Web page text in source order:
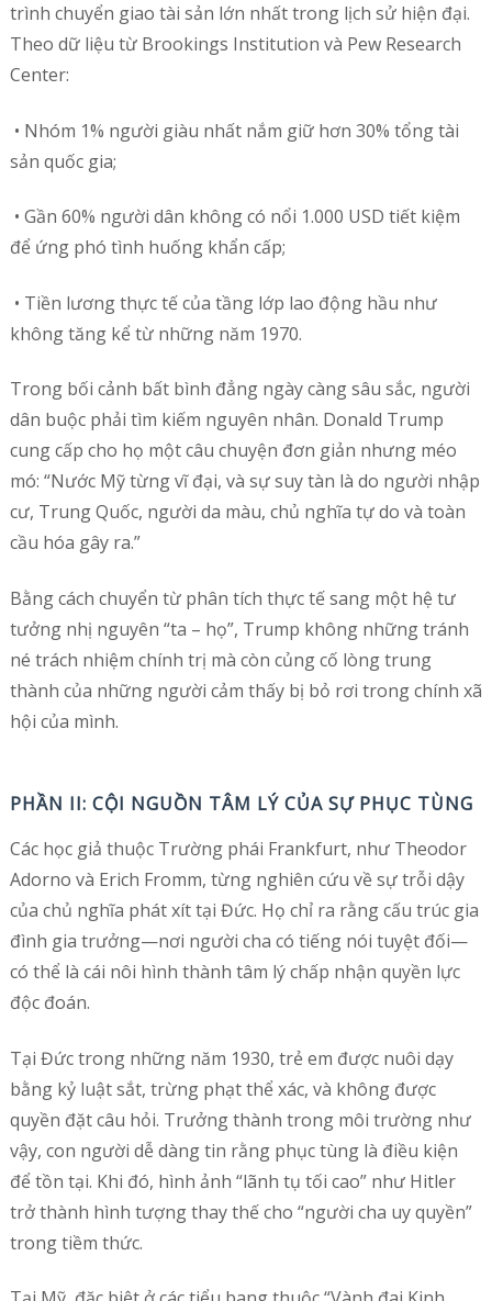
trình chuyển giao tài sản lớn nhất trong lịch sử hiện đại.
Theo dữ liệu từ Brookings Institution và Pew Research
Center:
• Nhóm 1% người giàu nhất nắm giữ hơn 30% tổng tài
sản quốc gia;
• Gần 60% người dân không có nổi 1.000 USD tiết kiệm
để ứng phó tình huống khẩn cấp;
• Tiền lương thực tế của tầng lớp lao động hầu như
không tăng kể từ những năm 1970.
Trong bối cảnh bất bình đẳng ngày càng sâu sắc, người
dân buộc phải tìm kiếm nguyên nhân. Donald Trump
cung cấp cho họ một câu chuyện đơn giản nhưng méo
mó: “Nước Mỹ từng vĩ đại, và sự suy tàn là do người nhập
cư, Trung Quốc, người da màu, chủ nghĩa tự do và toàn
cầu hóa gây ra.”
Bằng cách chuyển từ phân tích thực tế sang một hệ tư
tưởng nhị nguyên “ta – họ”, Trump không những tránh
né trách nhiệm chính trị mà còn củng cố lòng trung
thành của những người cảm thấy bị bỏ rơi trong chính xã
hội của mình.
PHẦN II: CỘI NGUỒN TÂM LÝ CỦA SỰ PHỤC TÙNG
Các học giả thuộc Trường phái Frankfurt, như Theodor
Adorno và Erich Fromm, từng nghiên cứu về sự trỗi dậy
của chủ nghĩa phát xít tại Đức. Họ chỉ ra rằng cấu trúc gia
đình gia trưởng—nơi người cha có tiếng nói tuyệt đối—
có thể là cái nôi hình thành tâm lý chấp nhận quyền lực
độc đoán.
Tại Đức trong những năm 1930, trẻ em được nuôi dạy
bằng kỷ luật sắt, trừng phạt thể xác, và không được
quyền đặt câu hỏi. Trưởng thành trong môi trường như
vậy, con người dễ dàng tin rằng phục tùng là điều kiện
để tồn tại. Khi đó, hình ảnh “lãnh tụ tối cao” như Hitler
trở thành hình tượng thay thế cho “người cha uy quyền”
trong tiềm thức.